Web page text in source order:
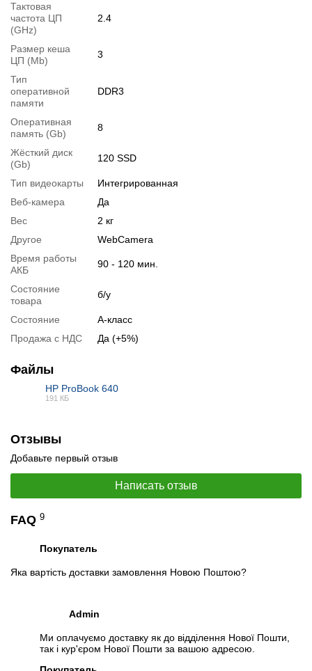
Перейти в начало обьявления >>
Написать на Email
Тактовая
частота ЦП
(GHz)
2.4
Размер кеша
ЦП (Mb)
3
Тип
оперативной
памяти
DDR3
Оперативная
память (Gb)
8
Жёсткий диск
(Gb)
120 SSD
Тип видеокарты
Интегрированная
Веб-камера
Да
Вес
2 кг
Другое
WebCamera
Время работы
АКБ
90 - 120 мин.
Состояние
товара
б/у
Состояние
А-класс
Продажа с НДС
Да (+5%)
Файлы
HP ProBook 640
191 КБ
Отзывы
Добавьте первый отзыв
Написать отзыв
FAQ 9
Покупатель
Яка вартість доставки замовлення Новою Поштою?
Admin
Ми оплачуємо доставку як до відділення Нової Пошти,
так і кур'єром Нової Пошти за вашою адресою.